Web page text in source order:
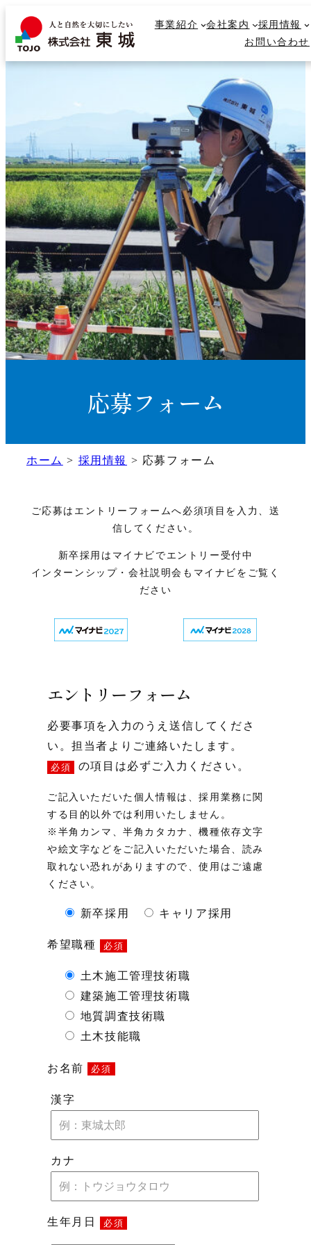
ス
事業紹介 会社案内
採用情報
お問い合わせ
事業紹介 会社案内
採用情報
お問い合わせ
応募フォーム
ホーム > 採用情報 > 応募フォーム
ご応募はエントリーフォームへ必須項目を入力、送
信してください。
新卒採用はマイナビでエントリー受付中
インターンシップ・会社説明会もマイナビをご覧く
ださい
エントリーフォーム
必要事項を入力のうえ送信してくださ
い。担当者よりご連絡いたします。
必須 の項目は必ずご入力ください。
ご記入いただいた個人情報は、採用業務に関
する目的以外では利用いたしません。
※半角カンマ、半角カタカナ、機種依存文字
や絵文字などをご記入いただいた場合、読み
取れない恐れがありますので、使用はご遠慮
ください。
新卒採用 キャリア採用
希望職種 必須
土木施工管理技術職
建築施工管理技術職
地質調査技術職
土木技能職
お名前 必須
漢字
カナ
生年月日 必須